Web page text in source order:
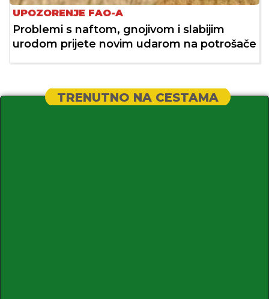
UPOZORENJE FAO-A
Problemi s naftom, gnojivom i slabijim
urodom prijete novim udarom na potrošače
TRENUTNO NA CESTAMA